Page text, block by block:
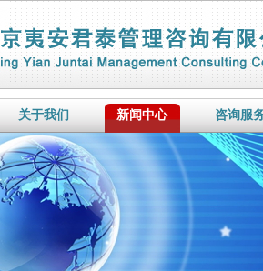
关于我们 新闻中心 咨询服